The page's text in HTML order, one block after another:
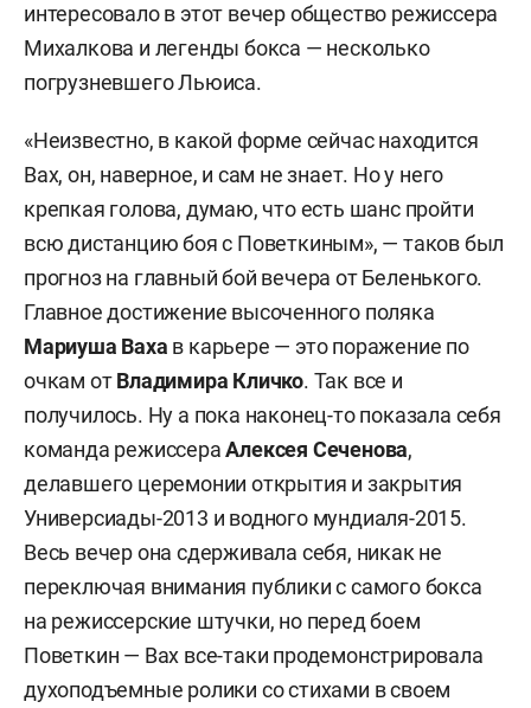
интересовало в этот вечер общество режиссера
Михалкова и легенды бокса — несколько
погрузневшего Льюиса.
«Неизвестно, в какой форме сейчас находится
Вах, он, наверное, и сам не знает. Но у него
крепкая голова, думаю, что есть шанс пройти
всю дистанцию боя с Поветкиным», — таков был
прогноз на главный бой вечера от Беленького.
Главное достижение высоченного поляка
Мариуша Ваха в карьере — это поражение по
очкам отВладимира Кличко. Так все и
получилось. Ну а пока наконец-то показала себя
команда режиссераАлексея Сеченова,
делавшего церемонии открытия и закрытия
Универсиады-2013 и водного мундиаля-2015.
Весь вечер она сдерживала себя, никак не
переключая внимания публики с самого бокса
на режиссерские штучки, но перед боем
Поветкин — Вах все-таки продемонстрировала
духоподъемные ролики со стихами в своем